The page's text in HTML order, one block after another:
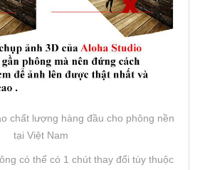
chất lượng hàng đầu cho phông nền
tại Việt Nam
có thể có 1 chút thay đổi tùy thuộc